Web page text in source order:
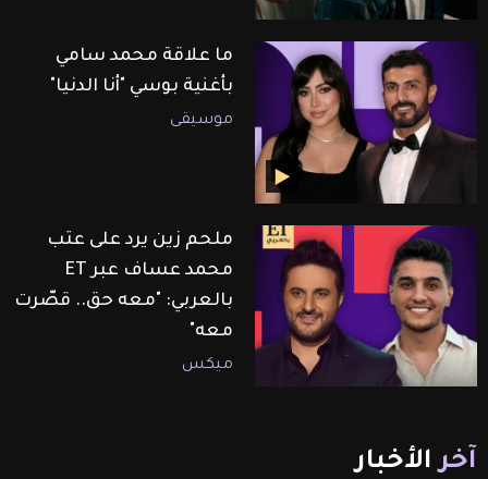
ما علاقة محمد سامي
بأغنية بوسي "أنا الدنيا"
موسيقى
ملحم زين يرد على عتب
محمد عساف عبر ET
بالعربي: "معه حق.. قصّرت
معه"
ميكس
آخر الأخبار